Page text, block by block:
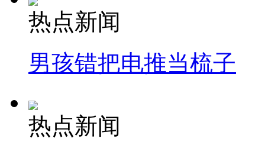
热点新闻
男孩错把电推当梳子
热点新闻